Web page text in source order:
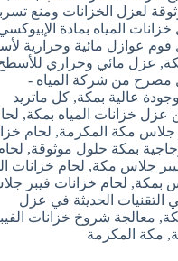
لعزل الخزانات ومنع
المياه بمادة
عوازل مائية وحرارية
, عزل مائي وحراري
مصرح من شركة المياه -
عالية بمكة, كل ماتريد
عزل خزانات المياه بمكة,
جلاس مكة المكرمة, لحام
بمكة حلول موثوقة,
جلاس مكة, لحام خزانات
بمكة, لحام خزانات فيبر
التقنيات الحديثة في عزل
, معالجة شروخ خزانات
, مكة المكرمة